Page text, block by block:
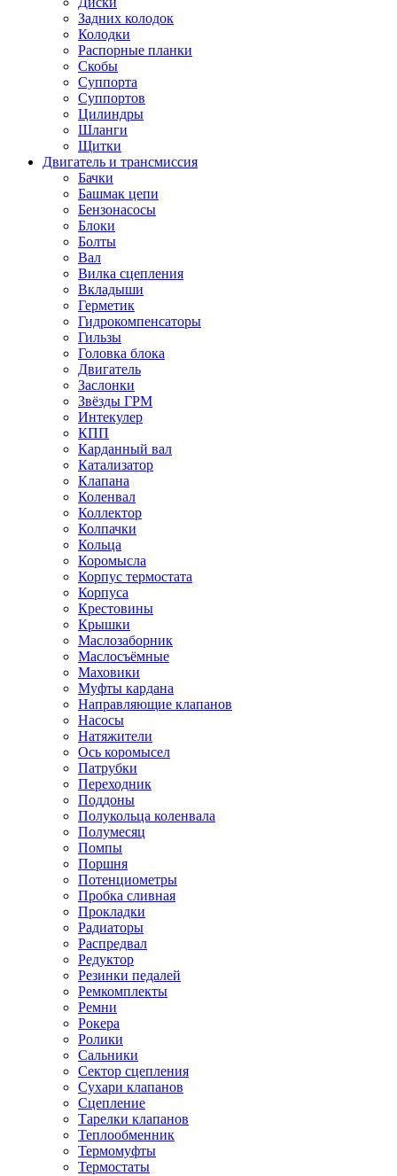
Задних колодок
Колодки
Распорные планки
Скобы
Суппорта
Суппортов
Цилиндры
Шланги
Щитки
Двигатель и трансмиссия
Бачки
Башмак цепи
Бензонасосы
Блоки
Болты
Вал
Вилка сцепления
Вкладыши
Герметик
Гидрокомпенсаторы
Гильзы
Головка блока
Двигатель
Заслонки
Звёзды ГРМ
Интекулер
КПП
Карданный вал
Катализатор
Клапана
Коленвал
Коллектор
Колпачки
Кольца
Коромысла
Корпус термостата
Корпуса
Крестовины
Крышки
Маслозаборник
Маслосъёмные
Маховики
Муфты кардана
Направляющие клапанов
Насосы
Натяжители
Ось коромысел
Патрубки
Переходник
Поддоны
Полукольца коленвала
Полумесяц
Помпы
Поршня
Потенциометры
Пробка сливная
Прокладки
Радиаторы
Распредвал
Редуктор
Резинки педалей
Ремкомплекты
Ремни
Рокера
Ролики
Сальники
Сектор сцепления
Сухари клапанов
Сцепление
Тарелки клапанов
Теплообменник
Термомуфты
Термостаты